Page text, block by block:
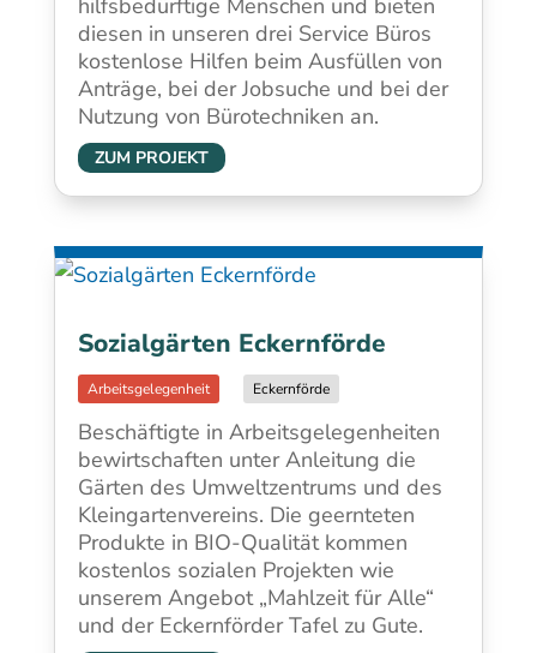
hilfsbedürftige Menschen und bieten
diesen in unseren drei Service Büros
kostenlose Hilfen beim Ausfüllen von
Anträge, bei der Jobsuche und bei der
Nutzung von Bürotechniken an.
ZUM PROJEKT
Sozialgärten Eckernförde
Eckernförde
Beschäftigte in Arbeitsgelegenheiten
bewirtschaften unter Anleitung die
Gärten des Umweltzentrums und des
Kleingartenvereins. Die geernteten
Produkte in BIO-Qualität kommen
kostenlos sozialen Projekten wie
unserem Angebot „Mahlzeit für Alle“
und der Eckernförder Tafel zu Gute.